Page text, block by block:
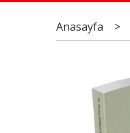
Anasayfa >